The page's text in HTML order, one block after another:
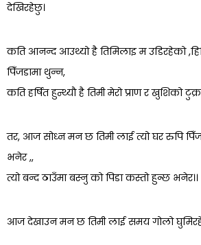
देखिरहेछु।
कति आनन्द आउथ्यो है तिमिलाइ म उडिरहेको
पिँजडामा थुन्न,
कति हर्षित हुन्थ्यौ है तिमी मेरो प्राण र खुशिको
तर, आज सोध्न मन छ तिमी लाई त्यो घर रुपि
भनेर ,,
त्यो बन्द ठाउँमा बस्नु को पिडा कस्तो हुन्छ भनेर।।
आज देखाउन मन छ तिमी लाई समय गोलो